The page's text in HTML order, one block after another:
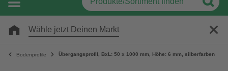
Wähle jetzt Deinen Markt
Bodenprofile Übergangsprofil, BxL: 50 x 1000 mm, Höhe: 6 mm, silberfarben